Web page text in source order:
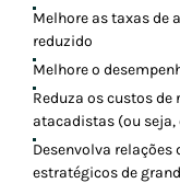
Melhore as taxas de
reduzido
Melhore o
Reduza os custos
atacadistas (ou
Desenvolva
estratégicos de